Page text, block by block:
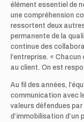
élément essentiel de
une compréhension
ressortent deux
permanente de la
continue des
l’entreprise. «
au client. On est
Au fil des années,
communication avec
valeurs défendues par
d’immobilisation